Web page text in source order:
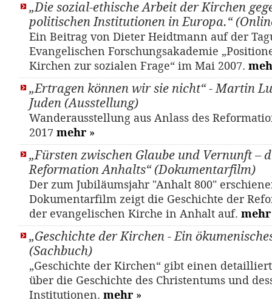
„Die sozial-ethische Arbeit der Kirchen
politischen Institutionen in Europa.“
Ein Beitrag von Dieter Heidtmann auf der
Evangelischen Forschungsakademie
Kirchen zur sozialen Frage“ im Mai 2007.
„Ertragen können wir sie nicht“ - Martin
Juden (Ausstellung)
Wanderausstellung aus Anlass des
2017 mehr »
„Fürsten zwischen Glaube und Vernunft –
Reformation Anhalts“ (Dokumentarfilm)
Der zum Jubiläumsjahr "Anhalt 800"
Dokumentarfilm zeigt die Geschichte der
der evangelischen Kirche in Anhalt auf. mehr
„Geschichte der Kirchen - Ein
(Sachbuch)
„Geschichte der Kirchen“ gibt einen
über die Geschichte des Christentums und
Institutionen. mehr »